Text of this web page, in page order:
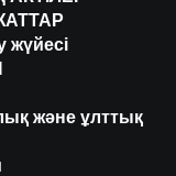
жүйесі
және ұлттық